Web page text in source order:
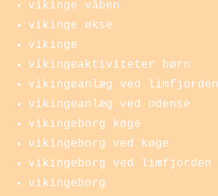
vikinge våben
vikinge økse
vikinge
vikingeaktiviteter børn
vikingeanlæg ved limfjorden
vikingeanlæg ved odense
vikingeborg køge
vikingeborg ved køge
vikingeborg ved limfjorden
vikingeborg